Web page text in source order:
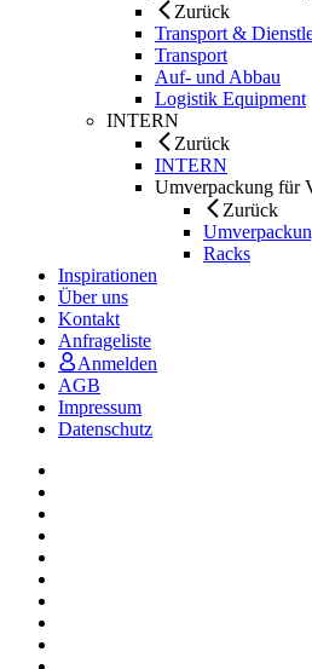
Zurück
Transport &
Transport
Auf- und Abbau
Logistik Equipment
INTERN
Zurück
INTERN
Umverpackung für
Zurück
Racks
Inspirationen
Über uns
Kontakt
Anfrageliste
Anmelden
AGB
Impressum
Datenschutz